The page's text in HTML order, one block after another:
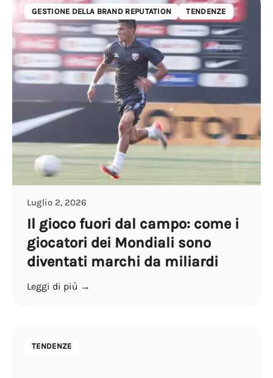
GESTIONE DELLA BRAND REPUTATION TENDENZE
Luglio 2, 2026
Il gioco fuori dal campo: come i
giocatori dei Mondiali sono
diventati marchi da miliardi
Leggi di più →
TENDENZE